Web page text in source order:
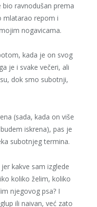
bio ravnodušan prema
mlatarao repom i
nogavicama.
kada je on svog
je i svake večeri, ali
dok smo subotnji,
(sada, kada on više
iskrena), pas je
subotnjeg termina.
kakve sam izglede
koliko želim, koliko
njegovog psa? I
ili naivan, već zato